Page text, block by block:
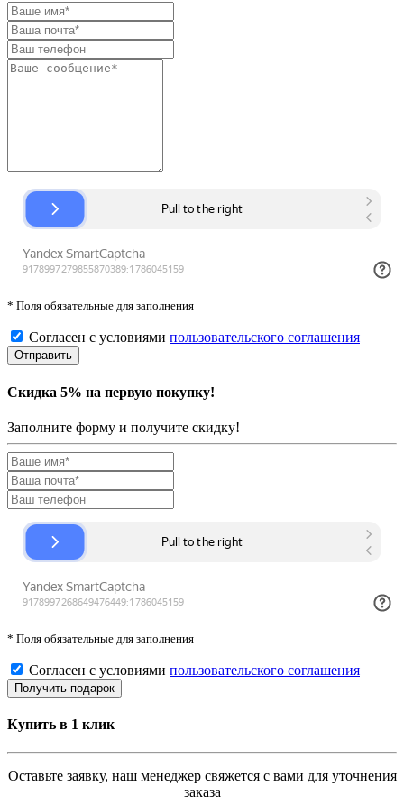
* Поля обязательные для заполнения
Согласен с условиями пользовательского соглашения
Скидка 5% на первую покупку!
Заполните форму и получите скидку!
* Поля обязательные для заполнения
Согласен с условиями пользовательского соглашения
Купить в 1 клик
Оставьте заявку, наш менеджер свяжется с вами для уточнения
заказа